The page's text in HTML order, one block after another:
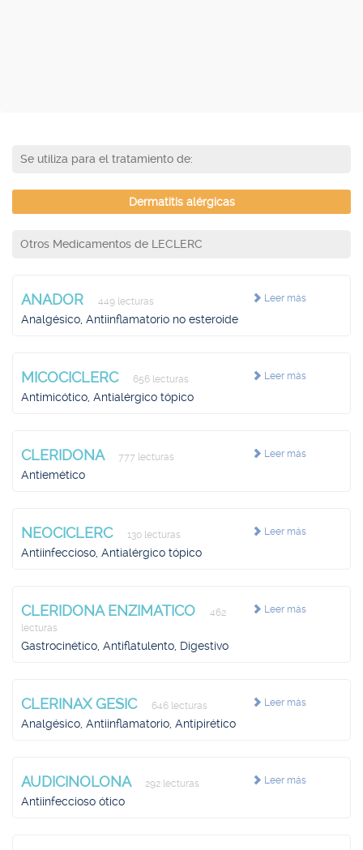
Se utiliza para el tratamiento de:
Dermatitis alérgicas
Otros Medicamentos de LECLERC
Leer más
ANADOR 449 lecturas
Analgésico, Antiinflamatorio no esteroide
Leer más
MICOCICLERC 656 lecturas
Antimicótico, Antialérgico tópico
Leer más
CLERIDONA 777 lecturas
Antiemético
Leer más
NEOCICLERC 130 lecturas
Antiinfeccioso, Antialérgico tópico
Leer más
CLERIDONA ENZIMATICO
462
lecturas
Gastrocinético, Antiflatulento, Digestivo
Leer más
CLERINAX GESIC 646 lecturas
Analgésico, Antiinflamatorio, Antipirético
Leer más
AUDICINOLONA 292 lecturas
Antiinfeccioso ótico